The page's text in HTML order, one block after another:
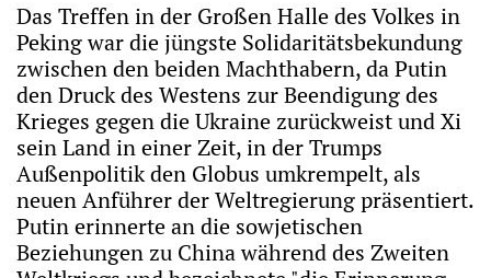
Das Treffen in der Großen Halle des Volkes in
Peking war die jüngste Solidaritätsbekundung
zwischen den beiden Machthabern, da Putin
den Druck des Westens zur Beendigung des
Krieges gegen die Ukraine zurückweist und Xi
sein Land in einer Zeit, in der Trumps
Außenpolitik den Globus umkrempelt, als
neuen Anführer der Weltregierung präsentiert.
Putin erinnerte an die sowjetischen
Beziehungen zu China während des Zweiten